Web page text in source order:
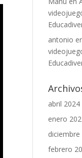
antonio
abril 2024
enero
diciembre
febrero